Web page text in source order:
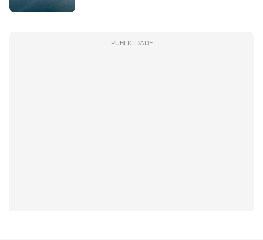
PUBLICIDADE